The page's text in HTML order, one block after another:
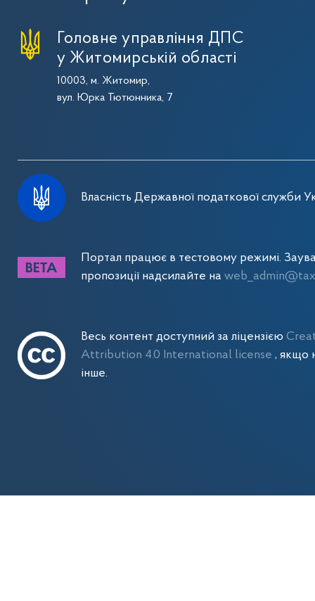
Головне управління ДПС
у Житомирській області
10003, м. Житомир,
вул. Юрка Тютюнника, 7
Власність Державної податкової служби
Портал працює в тестовому режимі.
пропозиції надсилайте на
Весь контент доступний за ліцензією
Attribution 4.0 International license , якщо
інше.